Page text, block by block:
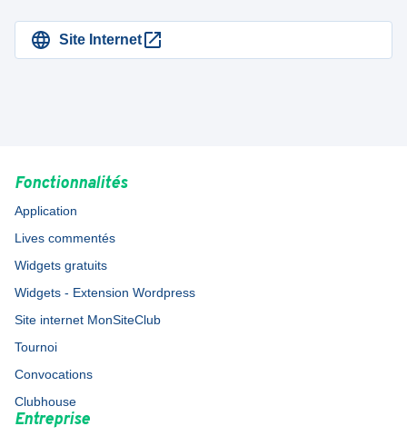
Site Internet
Fonctionnalités
Application
Lives commentés
Widgets gratuits
Widgets - Extension Wordpress
Site internet MonSiteClub
Tournoi
Convocations
Clubhouse
Entreprise